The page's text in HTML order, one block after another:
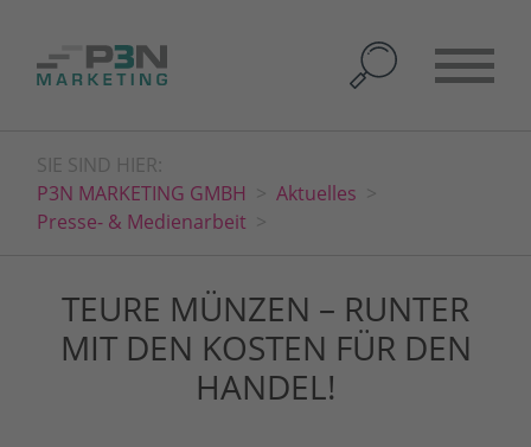
SIE SIND HIER:
P3N MARKETING GMBH
Aktuelles
Presse- & Medienarbeit
TEURE MÜNZEN – RUNTER
MIT DEN KOSTEN FÜR DEN
HANDEL!